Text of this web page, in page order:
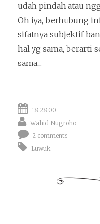
udah pindah atau
Oh iya, berhubung
sifatnya subjektif
hal yg sama, berarti
sama....
18.28.00
Wahid Nugroho
2 comments
Luwuk